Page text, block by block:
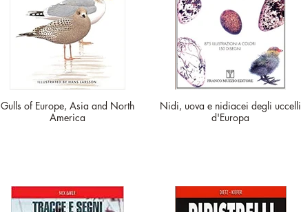
Gulls of Europe, Asia and North
America
Nidi, uova e nidiacei degli uccelli
d'Europa